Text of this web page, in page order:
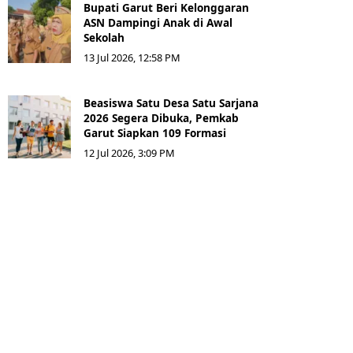
Bupati Garut Beri Kelonggaran
ASN Dampingi Anak di Awal
Sekolah
13 Jul 2026, 12:58 PM
Beasiswa Satu Desa Satu Sarjana
2026 Segera Dibuka, Pemkab
Garut Siapkan 109 Formasi
12 Jul 2026, 3:09 PM